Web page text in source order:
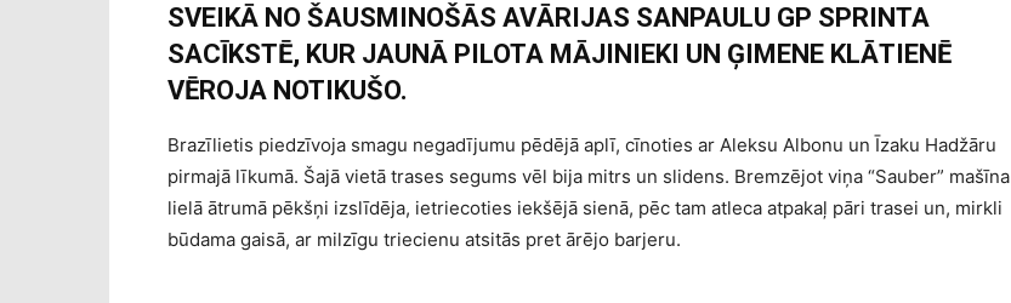
SVEIKĀ NO ŠAUSMINOŠĀS AVĀRIJAS SANPAULU GP SPRINTA
SACĪKSTĒ, KUR JAUNĀ PILOTA MĀJINIEKI UN ĢIMENE KLĀTIENĒ
VĒROJA NOTIKUŠO.
Brazīlietis piedzīvoja smagu negadījumu pēdējā aplī, cīnoties ar Aleksu Albonu un Īzaku Hadžāru
pirmajā līkumā. Šajā vietā trases segums vēl bija mitrs un slidens. Bremzējot viņa “Sauber” mašīna
lielā ātrumā pēkšņi izslīdēja, ietriecoties iekšējā sienā, pēc tam atleca atpakaļ pāri trasei un, mirkli
būdama gaisā, ar milzīgu triecienu atsitās pret ārējo barjeru.